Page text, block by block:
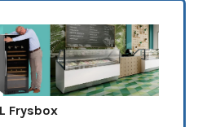
Frysbox